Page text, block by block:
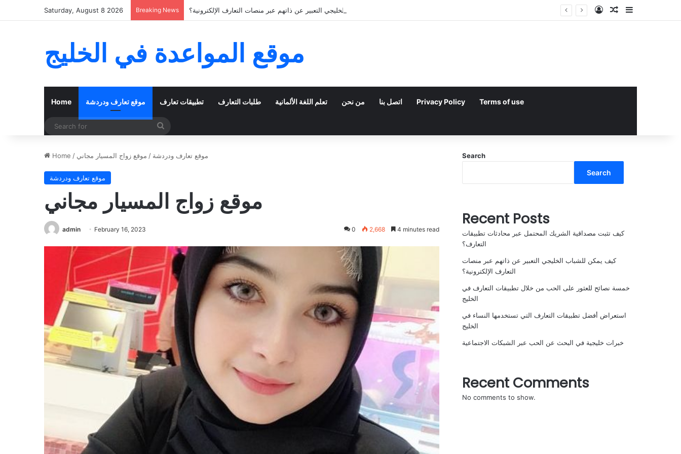
Saturday, August 8 2026 Breaking News كيف يمكن للشباب الخليجي التعبير عن ذاتهم عبر منصات التعارف الإلكترونية؟ Log InRandom Article
Sidebar
موقع المواعدة في الخليج
Home موقع تعارف ودردشة تطبيقات تعارف طلبات التعارف تعلم اللغة الألمانية من نحن اتصل بنا Privacy Policy Terms of use
Home / موقع تعارف ودردشة / موقع زواج المسيار مجاني
موقع تعارف ودردشة
موقع زواج المسيار مجاني
admin February 16, 2023 0 2,668 4 minutes read
Search
Search
Recent Posts
كيف تثبت مصداقية الشريك المحتمل عبر محادثات تطبيقات
التعارف؟
كيف يمكن للشباب الخليجي التعبير عن ذاتهم عبر منصات
التعارف الإلكترونية؟
خمسة نصائح للعثور على الحب من خلال تطبيقات التعارف في
الخليج
استعراض أفضل تطبيقات التعارف التي تستخدمها النساء في
الخليج
خبرات خليجية في البحث عن الحب عبر الشبكات الاجتماعية
Recent Comments
No comments to show.